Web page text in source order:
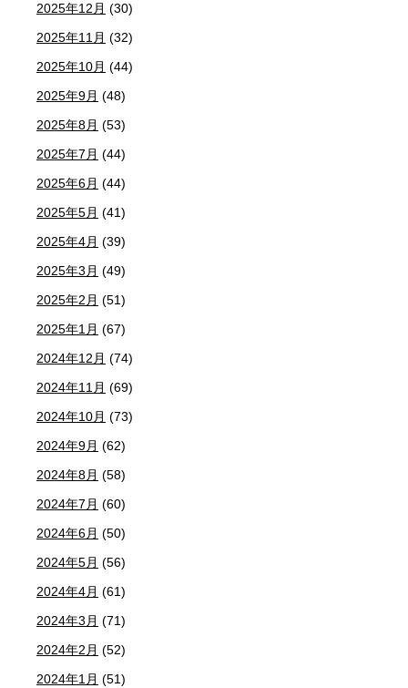
2025年12月 (30)
2025年11月 (32)
2025年10月 (44)
2025年9月 (48)
2025年8月 (53)
2025年7月 (44)
2025年6月 (44)
2025年5月 (41)
2025年4月 (39)
2025年3月 (49)
2025年2月 (51)
2025年1月 (67)
2024年12月 (74)
2024年11月 (69)
2024年10月 (73)
2024年9月 (62)
2024年8月 (58)
2024年7月 (60)
2024年6月 (50)
2024年5月 (56)
2024年4月 (61)
2024年3月 (71)
2024年2月 (52)
2024年1月 (51)